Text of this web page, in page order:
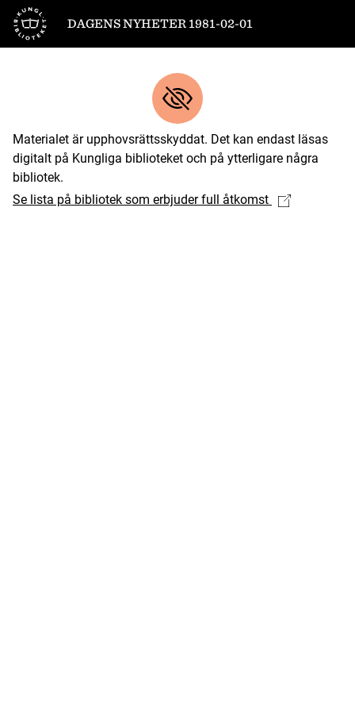
Till startsidan
DAGENS NYHETER 1981-02-01
Materialet är upphovsrättsskyddat. Det kan endast läsas
digitalt på Kungliga biblioteket och på ytterligare några
bibliotek.
Se lista på bibliotek som erbjuder full åtkomst